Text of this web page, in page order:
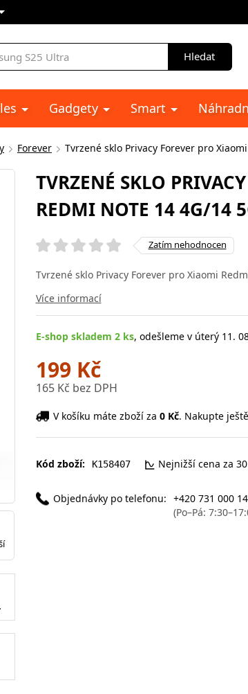
Hledat
Gadgety Smart
Forever Tvrzené sklo Privacy Forever pro
TVRZENÉ SKLO
REDMI NOTE 14 4G/14
Zatím nehodnocen
Tvrzené sklo Privacy Forever pro Xiaomi
Více informací
E-shop skladem 2 ks, odešleme v úterý 11.
199 Kč
165 Kč bez DPH
V košíku máte zboží za 0 Kč. Nakupte
Kód zboží: K158407 Nejnižší cena za
Objednávky po telefonu: +420 731 000
(Po–Pá: